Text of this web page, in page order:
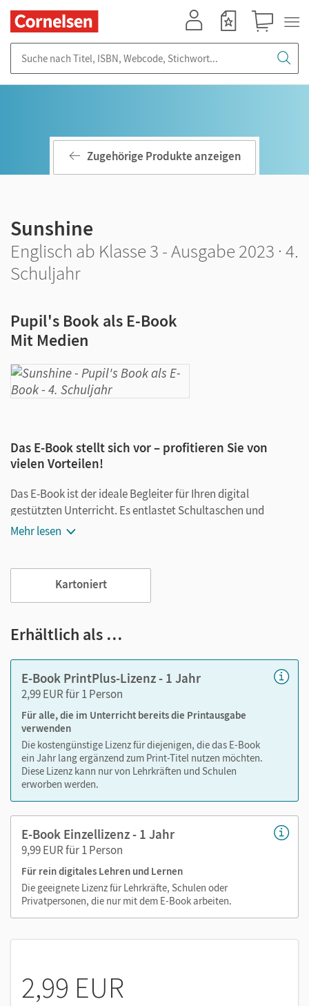
Zugehörige Produkte anzeigen
Sunshine
Englisch ab Klasse 3 - Ausgabe 2023 · 4.
Schuljahr
Pupil's Book als E-Book
Mit Medien
Das E-Book stellt sich vor – profitieren Sie von
vielen Vorteilen!
Das E-Book ist der ideale Begleiter für Ihren digital
gestützten Unterricht. Es entlastet Schultaschen und
Rucksäcke und ist jederzeit unkompliziert verfügbar.
Notizen erstellen
Text ergänzen
im Text suchen
zoomen
Die Medien sind wichtige Bestandteile dieses E-Books. Sie
sind seitengenau platziert, damit Sie und Ihre Schüler/-innen
jederzeit unkompliziert darauf zugreifen können. So
gestalten Sie das Lehren und Lernen zeitsparend und
abwechslungsreich. Kein Medienwechsel! Kein
zeitaufwendiges Suchen!
Medien in diesem E-Book:
Erklärfilme, Hörtexte und Lieder
Mehr lesen
Kartoniert
Erhältlich als …
E-Book PrintPlus-Lizenz - 1 Jahr
2,99 EUR für 1 Person
Für alle, die im Unterricht bereits die Printausgabe
verwenden
Die kostengünstige Lizenz für diejenigen, die das E-Book
ein Jahr lang ergänzend zum Print-Titel nutzen möchten.
Diese Lizenz kann nur von Lehrkräften und Schulen
erworben werden.
E-Book Einzellizenz - 1 Jahr
9,99 EUR für 1 Person
Für rein digitales Lehren und Lernen
Die geeignete Lizenz für Lehrkräfte, Schulen oder
Privatpersonen, die nur mit dem E-Book arbeiten.
2,99 EUR